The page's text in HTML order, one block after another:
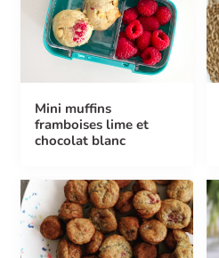
Mini muffins
framboises lime et
chocolat blanc